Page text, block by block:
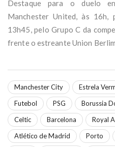
Destaque para o duelo
Manchester United, às
13h45, pelo Grupo C da
frente o estreante Union Berlim.
Manchester City Estrela
Futebol
PSG Borussia
Celtic
Barcelona Royal
Atlético de Madrid
Porto